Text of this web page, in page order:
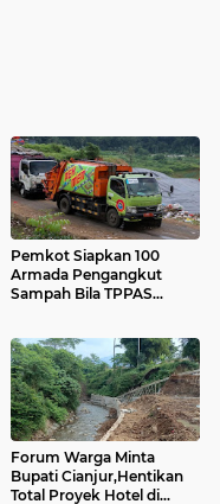
Pemkot Siapkan 100
Armada Pengangkut
Sampah Bila TPPAS
Forum Warga Minta
Bupati Cianjur,Hentikan
Total Proyek Hotel di